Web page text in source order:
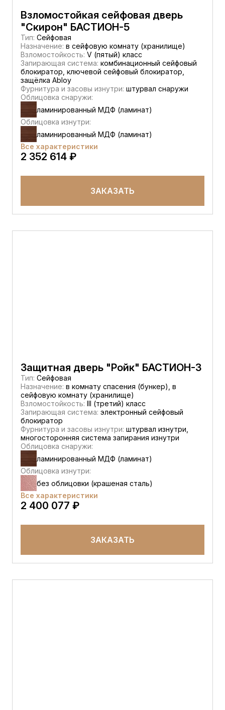
Взломостойкая сейфовая дверь
"Скирон" БАСТИОН-5
Тип: Сейфовая
Назначение: в сейфовую комнату (хранилище)
Взломостойкость: V (пятый) класс
Запирающая система: комбинационный сейфовый
блокиратор, ключевой сейфовый блокиратор,
защёлка Abloy
Фурнитура и засовы изнутри: штурвал снаружи
Облицовка снаружи:
ламинированный МДФ (ламинат)
Облицовка изнутри:
ламинированный МДФ (ламинат)
Все характеристики
2 352 614 ₽
ЗАКАЗАТЬ
Защитная дверь "Ройк" БАСТИОН-3
Тип: Сейфовая
Назначение: в комнату спасения (бункер), в
сейфовую комнату (хранилище)
Взломостойкость: III (третий) класс
Запирающая система: электронный сейфовый
блокиратор
Фурнитура и засовы изнутри: штурвал изнутри,
многосторонняя система запирания изнутри
Облицовка снаружи:
ламинированный МДФ (ламинат)
Облицовка изнутри:
без облицовки (крашеная сталь)
Все характеристики
2 400 077 ₽
ЗАКАЗАТЬ